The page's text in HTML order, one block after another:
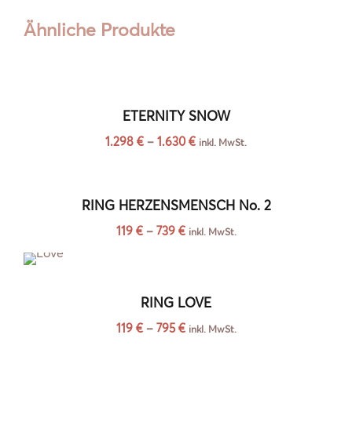
Ähnliche Produkte
ETERNITY SNOW
1.298 € – 1.630€ inkl. MwSt.
RING HERZENSMENSCH No. 2
119 €– 739 € inkl. MwSt.
RING LOVE
119 €– 795€ inkl. MwSt.